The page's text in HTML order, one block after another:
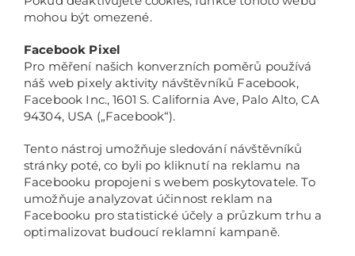
mohou být omezené.
Facebook Pixel
Pro měření našich konverzních poměrů používá
náš web pixely aktivity návštěvníků Facebook,
Facebook Inc., 1601 S. California Ave, Palo Alto, CA
94304, USA („Facebook“).
Tento nástroj umožňuje sledování návštěvníků
stránky poté, co byli po kliknutí na reklamu na
Facebooku propojeni s webem poskytovatele. To
umožňuje analyzovat účinnost reklam na
Facebooku pro statistické účely a průzkum trhu a
optimalizovat budoucí reklamní kampaně.